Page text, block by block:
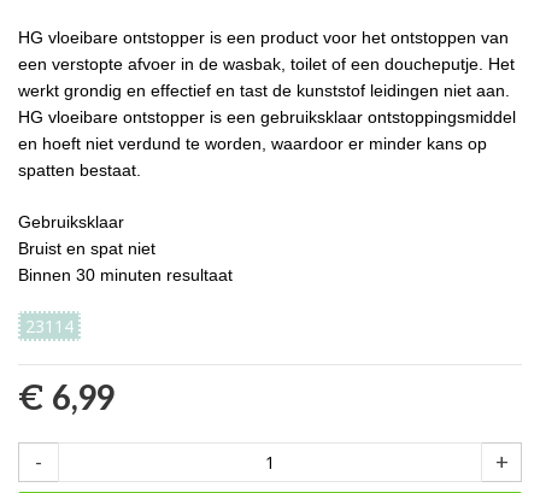
HG vloeibare ontstopper is een product voor het ontstoppen van
een verstopte afvoer in de wasbak, toilet of een doucheputje. Het
werkt grondig en effectief en tast de kunststof leidingen niet aan.
HG vloeibare ontstopper is een gebruiksklaar ontstoppingsmiddel
en hoeft niet verdund te worden, waardoor er minder kans op
spatten bestaat.
Gebruiksklaar
Bruist en spat niet
Binnen 30 minuten resultaat
23114
€ 6,99
- +